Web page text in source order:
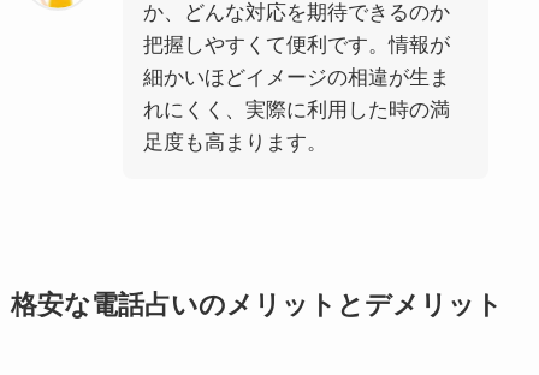
か、どんな対応を期待できるのか
把握しやすくて便利です。情報が
細かいほどイメージの相違が生ま
れにくく、実際に利用した時の満
足度も高まります。
格安な電話占いのメリットとデメリット